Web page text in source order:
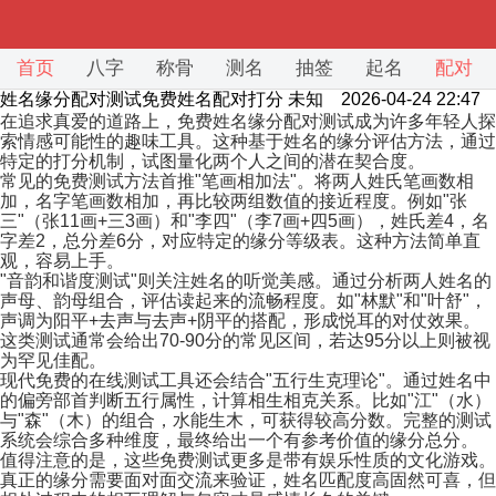
首页 八字 称骨 测名 抽签 起名 配对
姓名缘分配对测试免费姓名配对打分 未知 2026-04-24 22:47
在追求真爱的道路上，免费姓名缘分配对测试成为许多年轻人探
索情感可能性的趣味工具。这种基于姓名的缘分评估方法，通过
特定的打分机制，试图量化两个人之间的潜在契合度。
常见的免费测试方法首推"笔画相加法"。将两人姓氏笔画数相
加，名字笔画数相加，再比较两组数值的接近程度。例如"张
三"（张11画+三3画）和"李四"（李7画+四5画），姓氏差4，名
字差2，总分差6分，对应特定的缘分等级表。这种方法简单直
观，容易上手。
"音韵和谐度测试"则关注姓名的听觉美感。通过分析两人姓名的
声母、韵母组合，评估读起来的流畅程度。如"林默"和"叶舒"，
声调为阳平+去声与去声+阴平的搭配，形成悦耳的对仗效果。
这类测试通常会给出70-90分的常见区间，若达95分以上则被视
为罕见佳配。
现代免费的在线测试工具还会结合"五行生克理论"。通过姓名中
的偏旁部首判断五行属性，计算相生相克关系。比如"江"（水）
与"森"（木）的组合，水能生木，可获得较高分数。完整的测试
系统会综合多种维度，最终给出一个有参考价值的缘分总分。
值得注意的是，这些免费测试更多是带有娱乐性质的文化游戏。
真正的缘分需要面对面交流来验证，姓名匹配度高固然可喜，但